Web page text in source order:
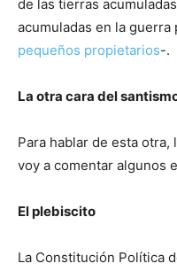
de las tierras
acumuladas en la
pequeños propietarios-.
La otra cara del
Para hablar de esta
voy a comentar algunos
El plebiscito
La Constitución Política